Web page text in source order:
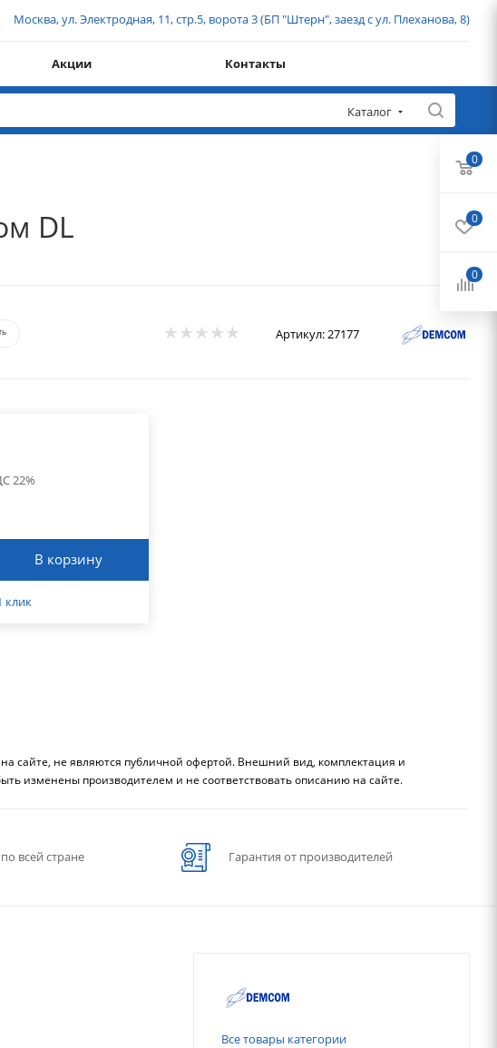
Москва, ул. Электродная, 11, стр.5, ворота 3 (БП "Штерн", заезд с ул. Плеханова, 8)
Акции Контакты
Каталог
DL
Артикул:27177
22%
В корзину
клик
сайте, не являются публичной офертой. Внешний вид, комплектация и
изменены производителем и не соответствовать описанию на сайте.
всей стране Гарантия от производителей
Все товары категории
0
0
0